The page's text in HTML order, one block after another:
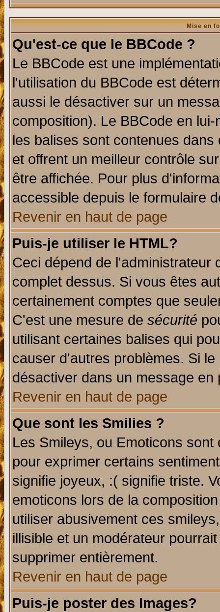
Mise en
Qu'est-ce que le BBCode ?
Le BBCode est une
l'utilisation du BBCode est
aussi le désactiver sur un
composition). Le BBCode en
les balises sont contenues
et offrent un meilleur contrôle
être affichée. Pour plus
accessible depuis le formulaire
Revenir en haut de page
Puis-je utiliser le HTML?
Ceci dépend de l'administrateur
complet dessus. Si vous êtes
certainement comptes que
C'est une mesure de sécurité
utilisant certaines balises qui
causer d'autres problèmes. Si
désactiver dans un message
Revenir en haut de page
Que sont les Smilies ?
Les Smileys, ou Emoticons
pour exprimer certains
signifie joyeux, :( signifie triste.
emoticons lors de la
utiliser abusivement ces
illisible et un modérateur
supprimer entièrement.
Revenir en haut de page
Puis-je poster des Images?